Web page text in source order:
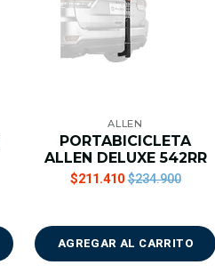
ALLEN
PORTABICICLETA
ALLEN DELUXE 542RR
$211.410 $234.900
AGREGAR AL CARRITO